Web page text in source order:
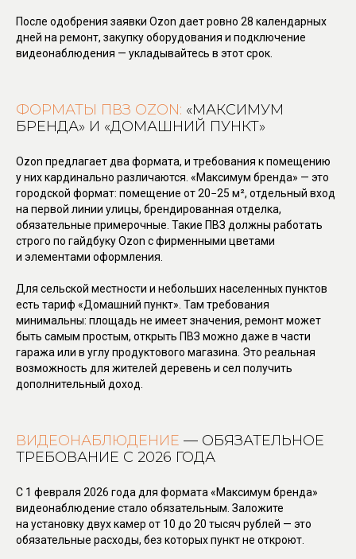
После одобрения заявки Ozon дает ровно 28 календарных
дней на ремонт, закупку оборудования и подключение
видеонаблюдения — укладывайтесь в этот срок.
ФОРМАТЫ ПВЗ OZON: «МАКСИМУМ
БРЕНДА» И «ДОМАШНИЙ ПУНКТ»
Ozon предлагает два формата, и требования к помещению
у них кардинально различаются. «Максимум бренда» — это
городской формат: помещение от 20−25 м², отдельный вход
на первой линии улицы, брендированная отделка,
обязательные примерочные. Такие ПВЗ должны работать
строго по гайдбуку Ozon с фирменными цветами
и элементами оформления.
Для сельской местности и небольших населенных пунктов
есть тариф «Домашний пункт». Там требования
минимальны: площадь не имеет значения, ремонт может
быть самым простым, открыть ПВЗ можно даже в части
гаража или в углу продуктового магазина. Это реальная
возможность для жителей деревень и сел получить
дополнительный доход.
ВИДЕОНАБЛЮДЕНИЕ — ОБЯЗАТЕЛЬНОЕ
ТРЕБОВАНИЕ С 2026 ГОДА
С 1 февраля 2026 года для формата «Максимум бренда»
видеонаблюдение стало обязательным. Заложите
на установку двух камер от 10 до 20 тысяч рублей — это
обязательные расходы, без которых пункт не откроют.